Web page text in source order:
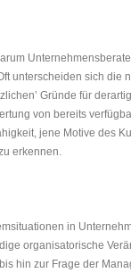
unterscheiden sich die
Gründe für
von bereits
jene Motive des
erkennen.
in
organisatorische
hin zur Frage der